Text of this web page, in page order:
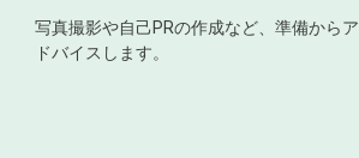
写真撮影や自己PRの作成など、準備からア
ドバイスします。